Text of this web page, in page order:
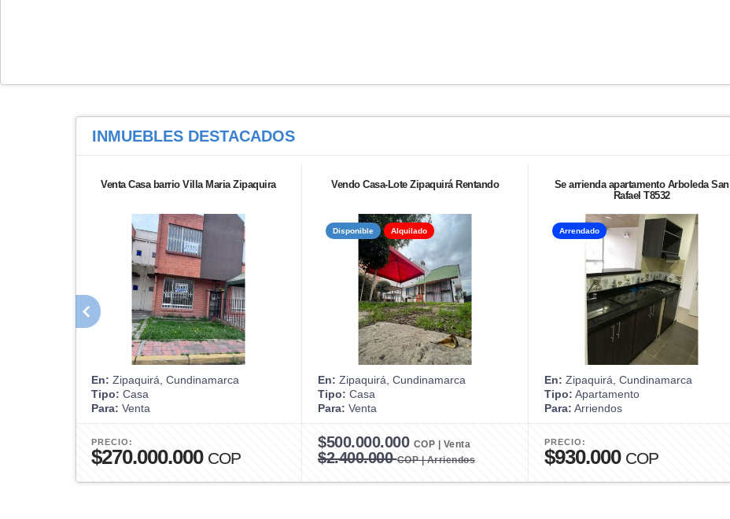
INMUEBLES DESTACADOS
Venta Casa barrio Villa Maria Zipaquira
En: Zipaquirá, Cundinamarca
Tipo: Casa
Para: Venta
PRECIO:
$270.000.000 COP
Vendo Casa-Lote Zipaquirá Rentando
Disponible Alquilado
En: Zipaquirá, Cundinamarca
Tipo: Casa
Para: Venta
$500.000.000 COP | Venta
$2.400.000COP | Arriendos
Se arrienda apartamento Arboleda San
Rafael T8532
Arrendado
En: Zipaquirá, Cundinamarca
Tipo: Apartamento
Para: Arriendos
PRECIO:
$930.000 COP